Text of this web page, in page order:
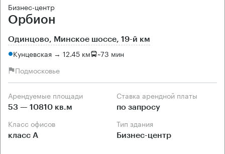
Бизнес-центр
Орбион
Одинцово, Минское шоссе, 19-й км
Кунцевская → 12.45 км ~73 мин
Подмосковье
Арендуемые площади
53 — 10810 кв.м
Ставка арендной платы
по запросу
Класс офисов
класс А
Тип здания
Бизнес-центр